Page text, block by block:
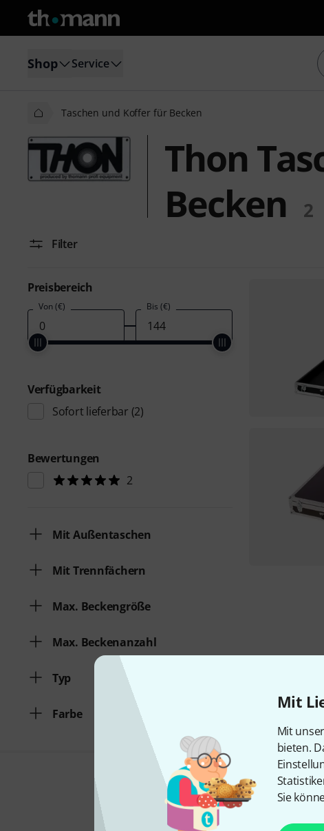
Mit
Mit
bieten.
Sie
Shop Service
Taschen und Koffer für Becken
Thon
Becken
2
Filter
Preisbereich
Von (€) Bis (€)
Verfügbarkeit
Sofort lieferbar (2)
Bewertungen
2
Mit Außentaschen
Mit Trennfächern
Max. Beckengröße
Max. Beckenanzahl
Typ
Farbe